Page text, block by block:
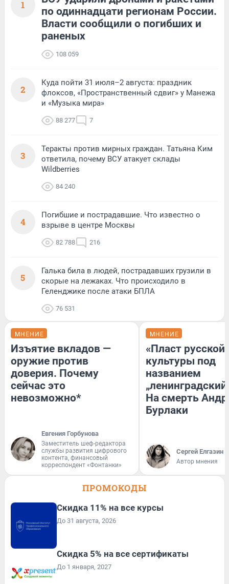
1
по одиннадцати регионам России.
Власти сообщили о погибших и
раненых
108 059
2
Куда пойти 31 июля–2 августа: праздник
флоксов, «Пространственный сдвиг» у Манежа
и «Музыка мира»
88 277 7
3
Теракты против мирных граждан. Татьяна Ким
ответила, почему ВСУ атакует склады
Wildberries
84 240
4
Погибшие и пострадавшие. Что известно о
взрыве в центре Москвы
82 788 216
5
Галька била в людей, пострадавших грузили в
скорые на лежаках. Что происходило в
Геленджике после атаки БПЛА
76 531
МНЕНИЕ
Изъятие вкладов —
оружие против
доверия. Почему
сейчас это
невозможно*
Евгения Горбунова
Заместитель шеф-редактора
службы развития цифрового
контента, финансовый
корреспондент «Фонтанки»
МНЕНИЕ
«Пласт русской
культуры под
названием
На смерть
Бурлаки
Сергей Елгазин
Автор мнения
ПРОМОКОДЫ
Скидка 11% на все курсы
До 31 августа, 2026
Скидка 5% на все сертификаты
До 1 января, 2027